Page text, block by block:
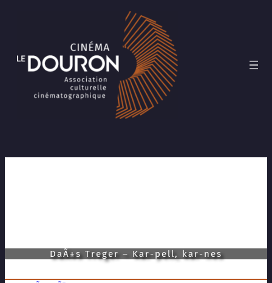
DaÃ±s Treger – Kar-pell, kar-nes